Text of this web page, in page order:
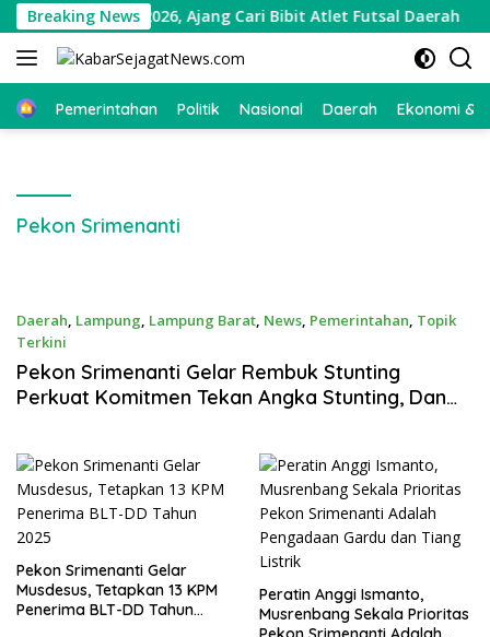
Langsung
ke
konten
Breaking News
Cup 2026, Ajang Cari Bibit Atlet Futsal Daerah
Beranda
Pemerintahan Politik Nasional Daerah Ekonomi &
Pekon Srimenanti
Daerah, Lampung, Lampung Barat, News, Pemerintahan, Topik
Terkini
Juli 30, 2026
Pekon Srimenanti Gelar Rembuk Stunting
Perkuat Komitmen Tekan Angka Stunting, Dan
Pekon Srimenanti Gelar
Musdesus, Tetapkan 13 KPM
Penerima BLT-DD Tahun
Peratin Anggi Ismanto,
Musrenbang Sekala Prioritas